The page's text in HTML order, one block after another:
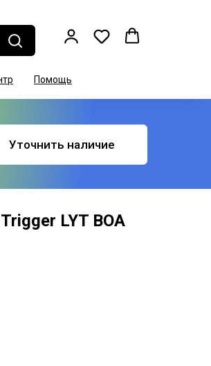
Помощь
Уточнить наличие
LYT BOA